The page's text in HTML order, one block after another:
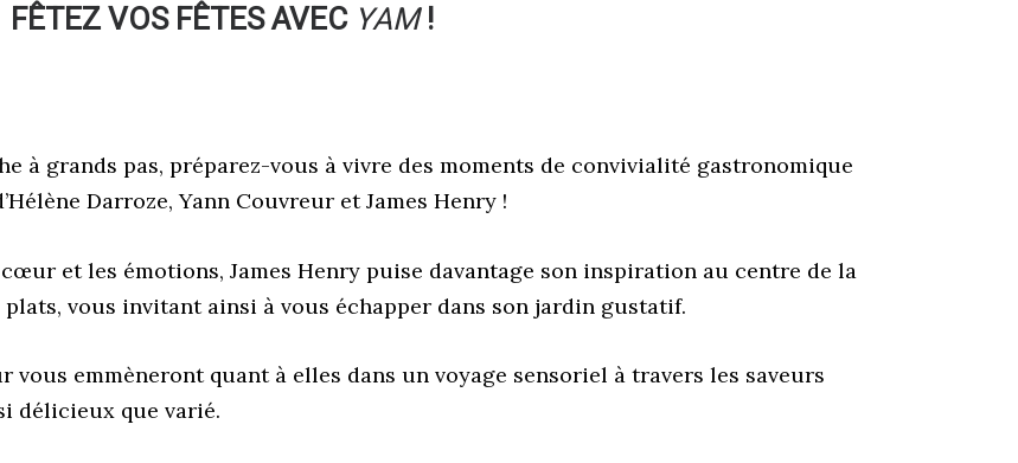
FÊTEZ VOS FÊTES AVEC YAM !
à grands pas, préparez-vous à vivre des moments de convivialité gastronomique
Darroze, Yann Couvreur et James Henry !
et les émotions, James Henry puise davantage son inspiration au centre de la
vous invitant ainsi à vous échapper dans son jardin gustatif.
vous emmèneront quant à elles dans un voyage sensoriel à travers les saveurs
délicieux que varié.